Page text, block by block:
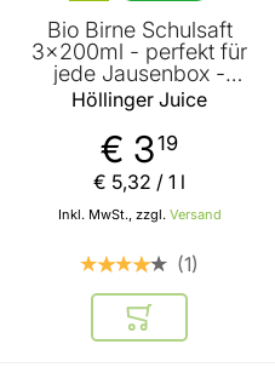
Bio Birne Schulsaft
3x200ml - perfekt für
jede Jausenbox -
handlich kleiner
Durstlöscher - mit
Strohhalm von
Höllinger Juice
Höllinger Juice
€ 319
Inkl. MwSt., zzgl. Versand
€ 5,32 / 1 l
1
In den